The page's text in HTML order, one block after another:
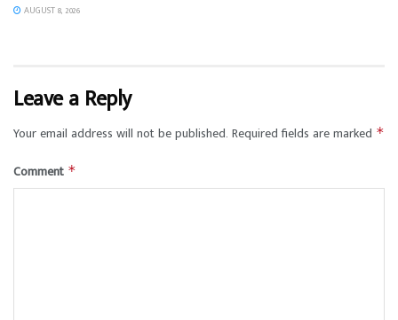
AUGUST 8, 2026
Leave a Reply
Your email address will not be published. Required fields are marked *
Comment *